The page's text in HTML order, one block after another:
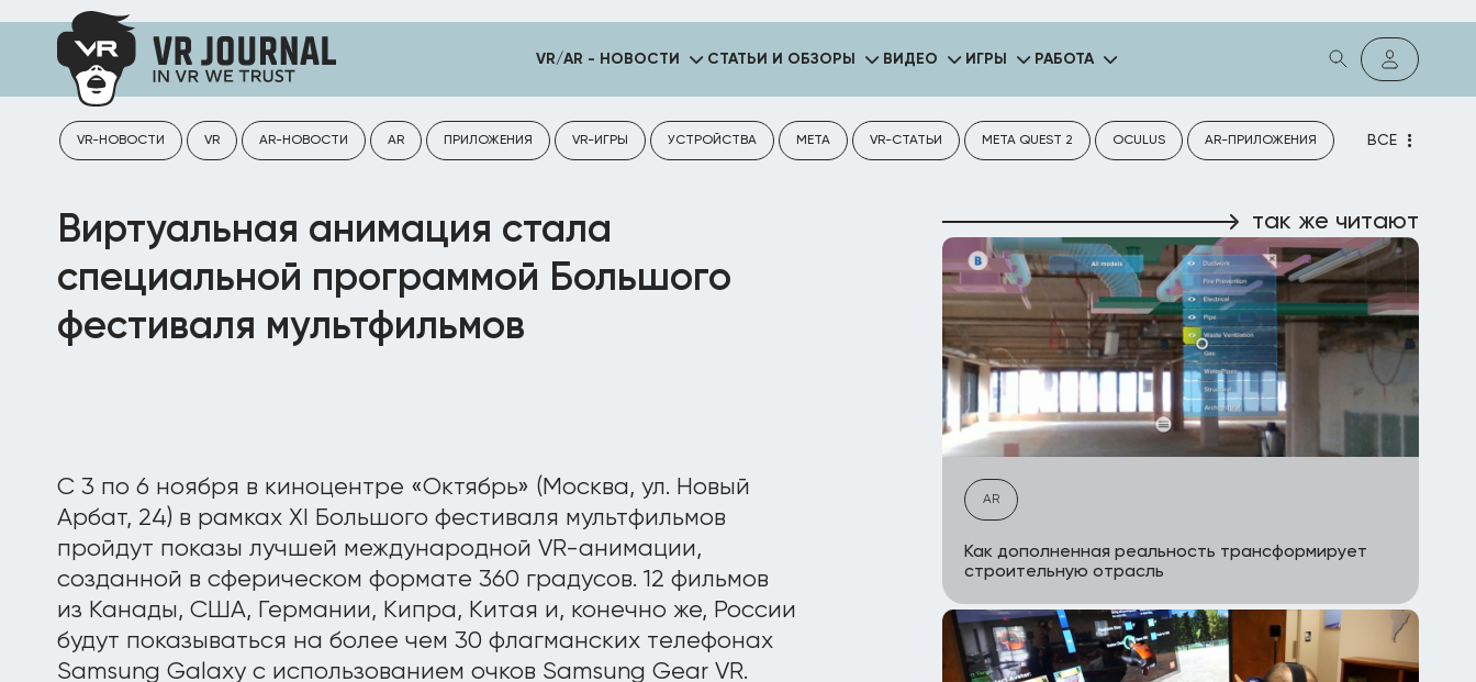
VR/AR - НОВОСТИ СТАТЬИ И ОБЗОРЫ ВИДЕО ИГРЫ РАБОТА
VR-НОВОСТИ VR AR-НОВОСТИ AR ПРИЛОЖЕНИЯ VR-ИГРЫ УСТРОЙСТВА META VR-СТАТЬИ META QUEST 2 OCULUS AR-ПРИЛОЖЕНИЯ ВСЕ
Виртуальная анимация стала
специальной программой Большого
фестиваля мультфильмов
С 3 по 6 ноября в киноцентре «Октябрь» (Москва, ул. Новый
Арбат, 24) в рамках XI Большого фестиваля мультфильмов
пройдут показы лучшей международной VR-анимации,
созданной в сферическом формате 360 градусов. 12 фильмов
из Канады, США, Германии, Кипра, Китая и, конечно же, России
будут показываться на более чем 30 флагманских телефонах
Samsung Galaxy с использованием очков Samsung Gear VR.
так же читают
AR
Как дополненная реальность трансформирует
строительную отрасль